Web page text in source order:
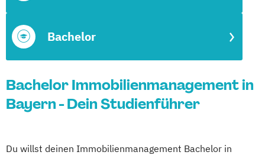
Bachelor
Bachelor Immobilienmanagement in
Bayern - Dein Studienführer
Du willst deinen Immobilienmanagement Bachelor in